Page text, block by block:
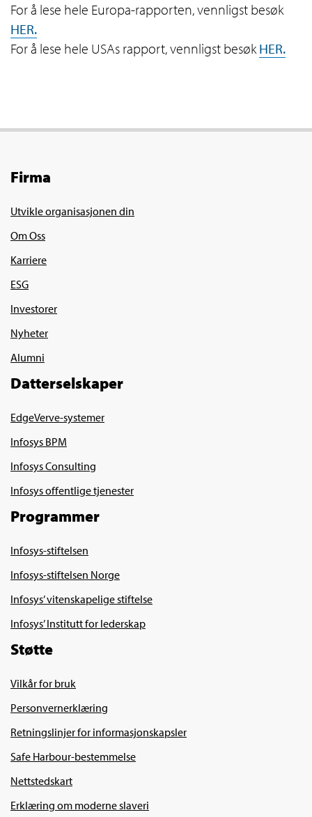
For å lese hele Europa-rapporten, vennligst besøk
HER.
For å lese hele USAs rapport, vennligst besøkHER.
Firma
Utvikle organisasjonen din
Om Oss
Karriere
ESG
Investorer
Nyheter
Alumni
Datterselskaper
EdgeVerve-systemer
Infosys BPM
Infosys Consulting
Infosys offentlige tjenester
Programmer
Infosys-stiftelsen
Infosys-stiftelsen Norge
Infosys’ vitenskapelige stiftelse
Infosys’ Institutt for lederskap
Støtte
Vilkår for bruk
Personvernerklæring
Retningslinjer for informasjonskapsler
Safe Harbour-bestemmelse
Nettstedskart
Erklæring om moderne slaveri